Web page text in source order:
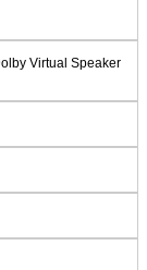
Virtual Speaker